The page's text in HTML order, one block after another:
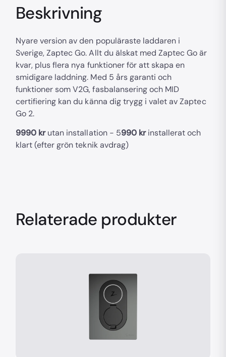
Beskrivning
Nyare version av den populäraste laddaren i
Sverige, Zaptec Go. Allt du älskat med Zaptec Go är
kvar, plus flera nya funktioner för att skapa en
smidigare laddning. Med 5 års garanti och
funktioner som V2G, fasbalansering och MID
certifiering kan du känna dig trygg i valet av Zaptec
Go 2.
9990 krutan installation - 5990 krinstallerat och
klart (efter grön teknik avdrag)
Relaterade produkter